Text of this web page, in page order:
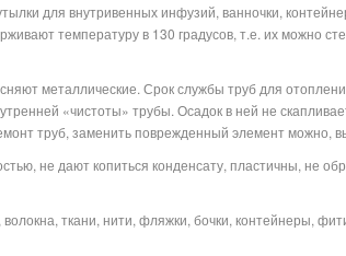
для внутривенных инфузий, ванночки,
температуру в 130 градусов, т.е. их можно
металлические. Срок службы труб для
«чистоты» трубы. Осадок в ней не
труб, заменить поврежденный элемент можно,
не дают копиться конденсату, пластичны, не
ткани, нити, фляжки, бочки, контейнеры,